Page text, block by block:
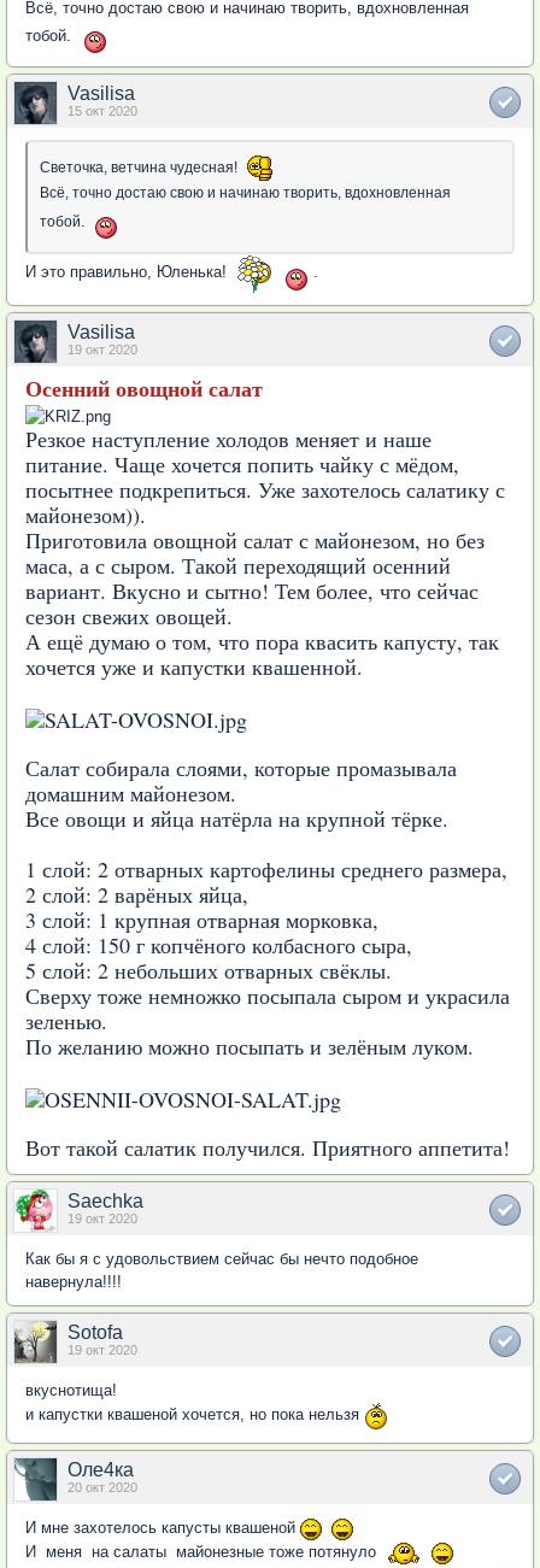
Всё, точно достаю свою и начинаю творить, вдохновленная
тобой.
Vasilisa
15 окт 2020
Светочка, ветчина чудесная!
Всё, точно достаю свою и начинаю творить, вдохновленная
тобой.
И это правильно, Юленька! .
Vasilisa
19 окт 2020
Осенний овощной салат
Резкое наступление холодов меняет и наше
питание. Чаще хочется попить чайку с мёдом,
посытнее подкрепиться. Уже захотелось салатику с
майонезом)).
Приготовила овощной салат с майонезом, но без
маса, а с сыром. Такой переходящий осенний
вариант. Вкусно и сытно! Тем более, что сейчас
сезон свежих овощей.
А ещё думаю о том, что пора квасить капусту, так
хочется уже и капустки квашенной.
Салат собирала слоями, которые промазывала
домашним майонезом.
Все овощи и яйца натёрла на крупной тёрке.
1 слой: 2 отварных картофелины среднего размера,
2 слой: 2 варёных яйца,
3 слой: 1 крупная отварная морковка,
4 слой: 150 г копчёного колбасного сыра,
5 слой: 2 небольших отварных свёклы.
Сверху тоже немножко посыпала сыром и украсила
зеленью.
По желанию можно посыпать и зелёным луком.
Вот такой салатик получился. Приятного аппетита!
Saechka
19 окт 2020
Как бы я с удовольствием сейчас бы нечто подобное
навернула!!!!
Sotofa
19 окт 2020
вкуснотища!
и капустки квашеной хочется, но пока нельзя
Оле4ка
20 окт 2020
И мне захотелось капусты квашеной
И меня на салаты майонезные тоже потянуло